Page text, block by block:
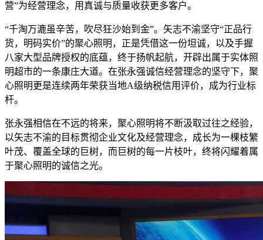
营”为经营理念，用真诚与质量收获更多客户。
“千淘万漉虽辛苦，吹尽狂沙始到金”。矢志不渝坚守“正品行
货，明码实价”的聚心照明，正是凭借这一份坦诚，以及手握
八家大型品牌授权的底蕴，终于扬帆起航，开辟出属于实体照
明超市的一条康庄大道。在张永强诚信经营理念的坚守下，聚
心照明更是连续两年荣获当地A级纳税信用评价，成为行业标
杆。
张永强相信在不远的将来，聚心照明将不断汲取过往之经验，
以矢志不渝的目标贯彻企业文化及经营理念，成长为一棵枝繁
叶茂、覆盖全球的巨树，而巨树的每一片枝叶，终将闪耀着属
于聚心照明的诚信之光。